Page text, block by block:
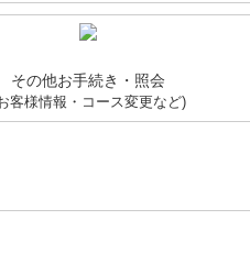
その他お手続き・照会
客様情報・コース変更など)